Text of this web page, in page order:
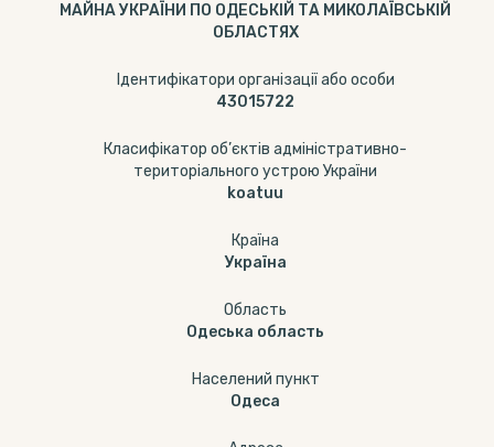
МАЙНА УКРАЇНИ ПО ОДЕСЬКІЙ ТА МИКОЛАЇВСЬКІЙ
ОБЛАСТЯХ
Ідентифікатори організації або особи
43015722
Класифікатор об’єктів адміністративно-
територіального устрою України
koatuu
Країна
Україна
Область
Одеська область
Населений пункт
Одеса